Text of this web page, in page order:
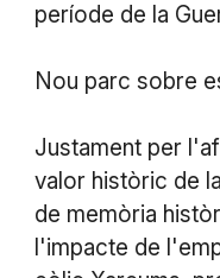
període de la
Nou parc sobre
Justament per
valor històric de
de memòria
l'impacte de